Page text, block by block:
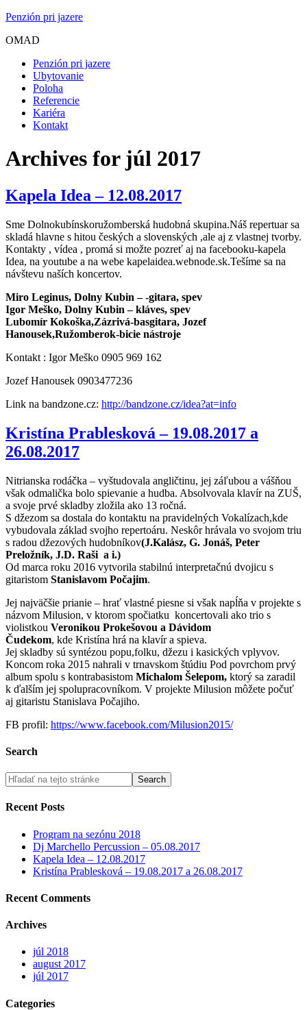
Penzión pri jazere
OMAD
Penzión pri jazere
Ubytovanie
Poloha
Referencie
Kariéra
Kontakt
Archives for júl 2017
Kapela Idea – 12.08.2017
Sme Dolnokubínskoružomberská hudobná skupina.Náš repertuar sa
skladá hlavne s hitou českých a slovenských ,ale aj z vlastnej tvorby.
Kontakty , vídea , promá si možte pozreť aj na facebooku-kapela
Idea, na youtube a na webe kapelaidea.webnode.sk.Tešíme sa na
návštevu naších koncertov.
Miro Leginus, Dolny Kubin – -gitara, spev
Igor Meško, Dolny Kubin – kláves, spev
Lubomír Kokoška,Zázrivá-basgitara, Jozef
Hanousek,Ružomberok-bicie nástroje
Kontakt : Igor Meško 0905 969 162
Jozef Hanousek 0903477236
Link na bandzone.cz: http://bandzone.cz/idea?at=info
Kristína Prablesková – 19.08.2017 a
26.08.2017
Nitrianska rodáčka – vyštudovala angličtinu, jej záľubou a vášňou
však odmalička bolo spievanie a hudba. Absolvovala klavír na ZUŠ,
a svoje prvé skladby zložila ako 13 ročná.
S džezom sa dostala do kontaktu na pravidelných Vokalízach,kde
vybudovala základ svojho repertoáru. Neskôr hrávala vo svojom triu
s radou džezových hudobníkov(J.Kalász, G. Jonáš, Peter
Preložník, J.D. Raši a i.)
Od marca roku 2016 vytvorila stabilnú interpretačnú dvojicu s
gitaristom Stanislavom Počajim.
Jej najväčšie prianie – hrať vlastné piesne si však napĺňa v projekte s
názvom Milusion, v ktorom spočiatku koncertovali ako trio s
violistkou Veronikou Prokešovou a Dávidom
Čudekom, kde Kristína hrá na klavír a spieva.
Jej skladby sú syntézou popu,folku, džezu i kasických vplyvov.
Koncom roka 2015 nahrali v trnavskom štúdiu Pod povrchom prvý
album spolu s kontrabasistom Michalom Šelepom, ktorý sa zaradil
k ďalším jej spolupracovníkom. V projekte Milusion môžete počuť
aj gitaristu Stanislava Počajiho.
FB profil: https://www.facebook.com/Milusion2015/
Search
Recent Posts
Program na sezónu 2018
Dj Marchello Percussion – 05.08.2017
Kapela Idea – 12.08.2017
Kristína Prablesková – 19.08.2017 a 26.08.2017
Recent Comments
Archives
júl 2018
august 2017
júl 2017
Categories